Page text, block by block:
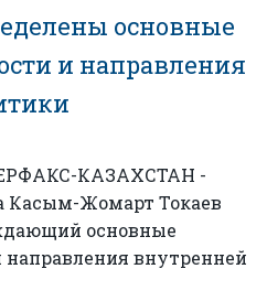
основные
и направления
КАЗАХСТАН -
Касым-Жомарт Токаев
основные
внутренней